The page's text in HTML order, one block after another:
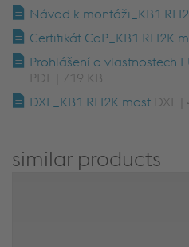
Návod k montáži_KB1
Certifikát CoP_KB1 RH2K
Prohlášení o vlastnostech
PDF | 719 KB
DXF_KB1 RH2K most DXF |
similar products